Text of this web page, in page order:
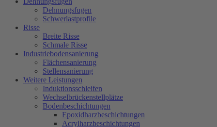
Dehnungsfugen
Schwerlastprofile
Risse
Breite Risse
Schmale Risse
Industriebodensanierung
Flächensanierung
Stellensanierung
Weitere Leistungen
Induktionsschleifen
Wechselbrückenstellplätze
Bodenbeschichtungen
Epoxidharzbeschichtungen
Acrylharzbeschichtungen